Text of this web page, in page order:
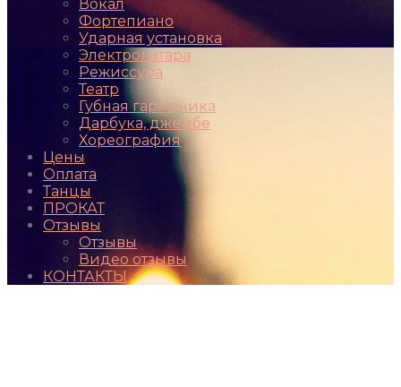
Вокал
Фортепиано
Ударная установка
Электрогитара
Режиссура
Театр
Губная гармоника
Дарбука, джембе
Хореография
Цены
Оплата
Танцы
ПРОКАТ
Отзывы
Отзывы
Видео отзывы
КОНТАКТЫ